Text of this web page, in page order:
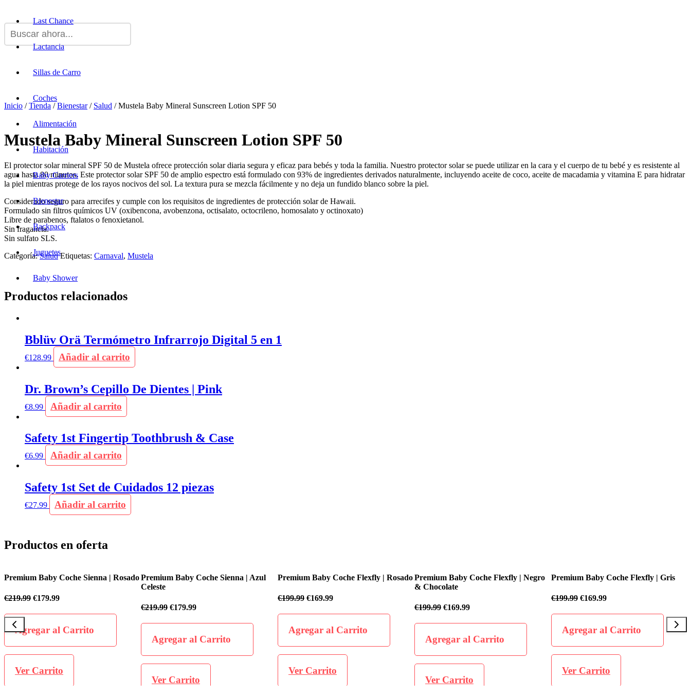
Last Chance
Lactancia
Sillas de Carro
Coches
Alimentación
Habitación
Baby Carriers
Bienestar
Backpack
Juguetes
Baby Shower
Inicio /Tienda /Bienestar/ Salud / Mustela Baby Mineral Sunscreen Lotion SPF 50
Mustela Baby Mineral Sunscreen Lotion SPF 50
El protector solar mineral SPF 50 de Mustela ofrece protección solar diaria segura y eficaz para bebés y toda la familia. Nuestro protector solar se puede utilizar en la cara y el cuerpo de tu bebé y es resistente al
agua hasta 80 minutos. Este protector solar SPF 50 de amplio espectro está formulado con 93% de ingredientes derivados naturalmente, incluyendo aceite de coco, aceite de macadamia y vitamina E para hidratar
la piel mientras protege de los rayos nocivos del sol. La textura pura se mezcla fácilmente y no deja un fundido blanco sobre la piel.
Considerado seguro para arrecifes y cumple con los requisitos de ingredientes de protección solar de Hawaii.
Formulado sin filtros químicos UV (oxibencona, avobenzona, octisalato, octocrileno, homosalato y octinoxato)
Libre de parabenos, ftalatos o fenoxietanol.
Sin fragancia.
Sin sulfato SLS.
Categoría:Salud Etiquetas: Carnaval, Mustela
Productos relacionados
Bblüv Orä Termómetro Infrarrojo Digital 5 en 1
€128.99 Añadir al carrito
Dr. Brown’s Cepillo De Dientes | Pink
€8.99 Añadir al carrito
Safety 1st Fingertip Toothbrush & Case
€6.99 Añadir al carrito
Safety 1st Set de Cuidados 12 piezas
€27.99 Añadir al carrito
Productos en oferta
Premium Baby Coche Sienna | Azul
Premium Baby Coche Flexfly | RosadoPremium Baby Coche Flexfly | Negro
Premium Baby Coche Flexfly | Gris Premium Baby Coche Flexfly |
€199.99 €169.99
Agregar al Carrito
Ver Carrito